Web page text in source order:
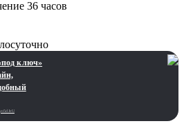
36 часов
ключ»